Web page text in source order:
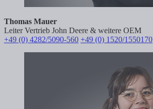
Thomas Mauer
Leiter Vertrieb John Deere & weitere OEM
+49 (0) 4282/5090-560 +49 (0) 1520/1550170